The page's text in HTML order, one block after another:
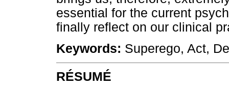
essential for the current
finally reflect on our clinical
Keywords: Superego, Act,
RÉSUMÉ